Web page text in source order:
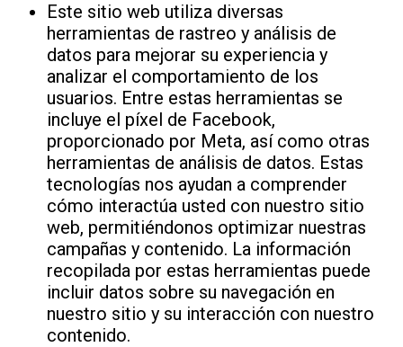
Este sitio web utiliza diversas
herramientas de rastreo y análisis de
datos para mejorar su experiencia y
analizar el comportamiento de los
usuarios. Entre estas herramientas se
incluye el píxel de Facebook,
proporcionado por Meta, así como otras
herramientas de análisis de datos. Estas
tecnologías nos ayudan a comprender
cómo interactúa usted con nuestro sitio
web, permitiéndonos optimizar nuestras
campañas y contenido. La información
recopilada por estas herramientas puede
incluir datos sobre su navegación en
nuestro sitio y su interacción con nuestro
contenido.